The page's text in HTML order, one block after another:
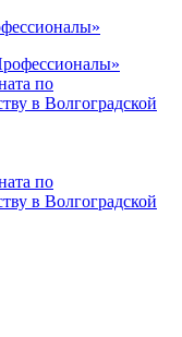
по
в Волгоградской
по
в Волгоградской